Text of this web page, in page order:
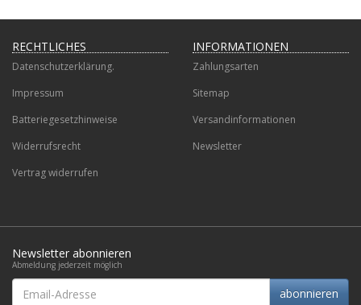
RECHTLICHES
Datenschutzerklärung.
Impressum
Batteriegesetzhinweise
Widerrufsrecht
Vertrag widerrufen
INFORMATIONEN
Zahlungsarten
Sitemap
Versandinformationen
Newsletter
Newsletter abonnieren
Abmeldung jederzeit möglich
Email-
Adresse
abonnieren